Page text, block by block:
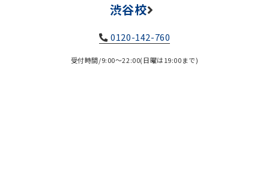
渋谷校
0120-142-760
受付時間/9:00～22:00(日曜は19:00まで)